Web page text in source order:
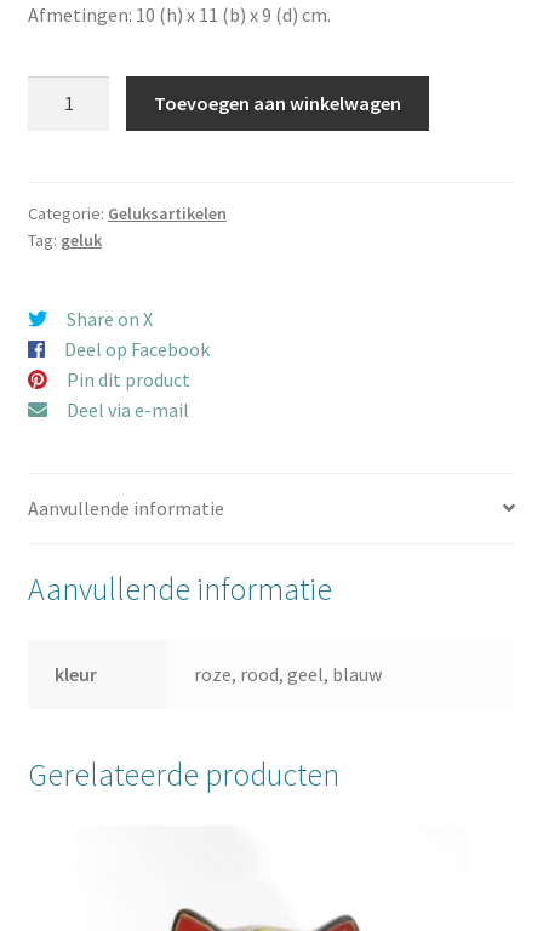
Afmetingen: 10 (h) x 11 (b) x 9 (d) cm.
kussen
zwart
aantal
Toevoegen aan winkelwagen
Categorie: Geluksartikelen
Tag: geluk
Share on X
Deel op Facebook
Pin dit product
Deel via e-mail
Aanvullende informatie
Aanvullende informatie
kleur roze, rood, geel, blauw
Gerelateerde producten